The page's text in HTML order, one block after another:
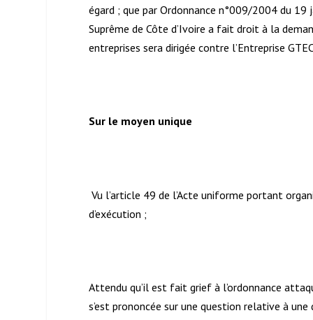
égard ; que par Ordonnance n°009/2004 du
Suprême de Côte d’Ivoire a fait droit à la
entreprises sera dirigée contre l’Entreprise
Sur le moyen unique
Vu l’article 49 de l’Acte uniforme portant
d’exécution ;
Attendu qu’il est fait grief à l’ordonnance
s’est prononcée sur une question relative à